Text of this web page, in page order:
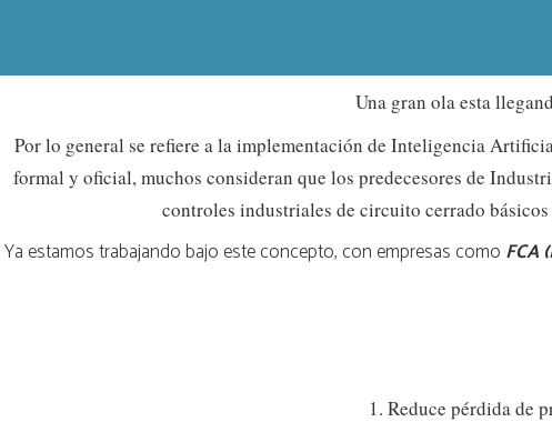
Una gran ola esta
Por lo general se refiere a la implementación de Inteligencia
formal y oficial, muchos consideran que los predecesores de
controles industriales de circuito cerrado
Ya estamos trabajando bajo este concepto, con empresas como FCA
1. Reduce pérdida de